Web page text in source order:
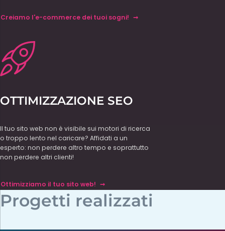
Creiamo l'e-commerce dei tuoi sogni!
OTTIMIZZAZIONE SEO
Il tuo sito web non è visibile sui motori di ricerca
o troppo lento nel caricare? Affidati a un
esperto: non perdere altro tempo e soprattutto
non perdere altri clienti!
Ottimizziamo il tuo sito web!
Progetti realizzati